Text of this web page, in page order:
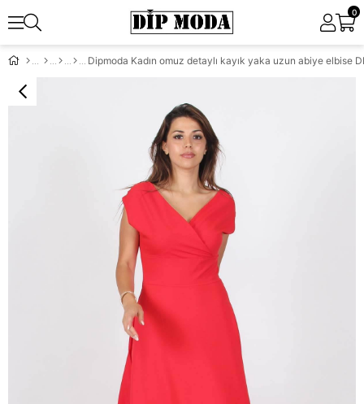
0
Dipmoda Kadın omuz detaylı kayık yaka uzun abiye elbise